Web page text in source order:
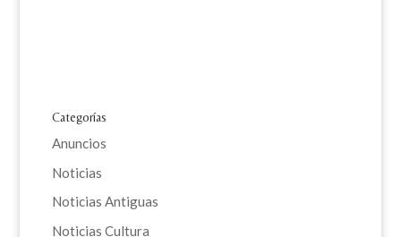
Categorías
Anuncios
Noticias
Noticias Antiguas
Noticias Cultura